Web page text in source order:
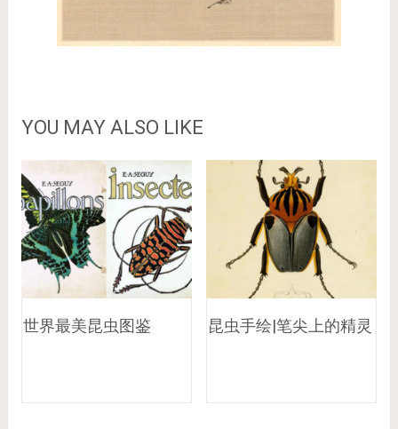
YOU MAY ALSO LIKE
世界最美昆虫图鉴 昆虫手绘|笔尖上的精灵